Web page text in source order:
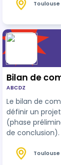
version Mac OS X est installée sur
partie de la
UNIX. Grâce à cette formation, les utilisateurs
souhaitant
des
Toulouse
Bilan de
ABCDZ
Le bilan de
définir un
(phase
de conclusion).
Toulouse